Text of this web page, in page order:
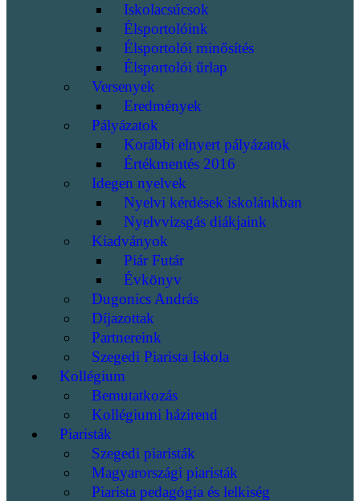
Iskolacsúcsok
Élsportolóink
Élsportolói minősítés
Élsportolói űrlap
Versenyek
Eredmények
Pályázatok
Korábbi elnyert pályázatok
Értékmentés 2016
Idegen nyelvek
Nyelvi kérdések iskolánkban
Nyelvvizsgás diákjaink
Kiadványok
Piár Futár
Évkönyv
Dugonics András
Díjazottak
Partnereink
Szegedi Piarista Iskola
Kollégium
Bemutatkozás
Kollégiumi házirend
Piaristák
Szegedi piaristák
Magyarországi piaristák
Piarista pedagógia és lelkiség